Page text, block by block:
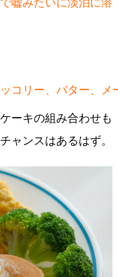
嘘みたいに淡泊に溶
コリー、バター、メ
ーキの組み合わせも
ャンスはあるはず。